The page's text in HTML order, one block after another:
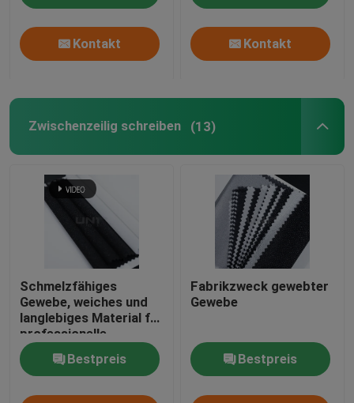
Kontakt Kontakt
Zwischenzeilig schreiben (13)
Schmelzfähiges
Gewebe, weiches und
langlebiges Material für
professionelle
Bekleidung
Bestpreis
Fabrikzweck gewebter
Gewebe
Bestpreis